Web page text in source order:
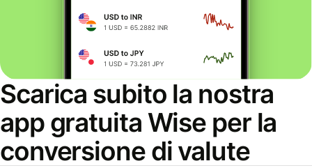
Scarica subito la nostra
app gratuita Wise per la
conversione di valute